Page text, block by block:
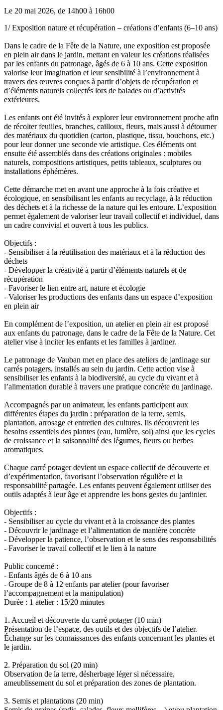
Le 20 mai 2026, de 14h00 à 16h00
1/ Exposition nature et récupération – créations d’enfants (6–10 ans)
Dans le cadre de la Fête de la Nature, une exposition est proposée
en plein air dans le jardin, mettant en valeur les créations réalisées
par les enfants du patronage, âgés de 6 à 10 ans. Cette exposition
valorise leur imagination et leur sensibilité à l’environnement à
travers des œuvres conçues à partir d’objets de récupération et
d’éléments naturels collectés lors de balades ou d’activités
extérieures.
Les enfants ont été invités à explorer leur environnement proche afin
de récolter feuilles, branches, cailloux, fleurs, mais aussi à détourner
des matériaux du quotidien (carton, plastique, tissu, bouchons, etc.)
pour leur donner une seconde vie artistique. Ces éléments ont
ensuite été assemblés dans des créations originales : mobiles
naturels, compositions artistiques, petits tableaux, sculptures ou
installations éphémères.
Cette démarche met en avant une approche à la fois créative et
écologique, en sensibilisant les enfants au recyclage, à la réduction
des déchets et à la richesse de la nature qui les entoure. L’exposition
permet également de valoriser leur travail collectif et individuel, dans
un cadre convivial et ouvert à tous les publics.
Objectifs :
- Sensibiliser à la réutilisation des matériaux et à la réduction des
déchets
- Développer la créativité à partir d’éléments naturels et de
récupération
- Favoriser le lien entre art, nature et écologie
- Valoriser les productions des enfants dans un espace d’exposition
en plein air
En complément de l’exposition, un atelier en plein air est proposé
aux enfants du patronage, dans le cadre de la Fête de la Nature. Cet
atelier vise à inciter les enfants et les familles à jardiner.
Le patronage de Vauban met en place des ateliers de jardinage sur
carrés potagers, installés au sein du jardin. Cette action vise à
sensibiliser les enfants à la biodiversité, au cycle du vivant et à
l’alimentation durable à travers une pratique concrète du jardinage.
Accompagnés par un animateur, les enfants participent aux
différentes étapes du jardin : préparation de la terre, semis,
plantation, arrosage et entretien des cultures. Ils découvrent les
besoins essentiels des plantes (eau, lumière, sol) ainsi que les cycles
de croissance et la saisonnalité des légumes, fleurs ou herbes
aromatiques.
Chaque carré potager devient un espace collectif de découverte et
d’expérimentation, favorisant l’observation régulière et la
responsabilité partagée. Les enfants peuvent également utiliser des
outils adaptés à leur âge et apprendre les bons gestes du jardinier.
Objectifs :
- Sensibiliser au cycle du vivant et à la croissance des plantes
- Découvrir le jardinage et l’alimentation de manière concrète
- Développer la patience, l’observation et le sens des responsabilités
- Favoriser le travail collectif et le lien à la nature
Public concerné :
- Enfants âgés de 6 à 10 ans
- Groupe de 8 à 12 enfants par atelier (pour favoriser
l’accompagnement et la manipulation)
Durée : 1 atelier : 15/20 minutes
1. Accueil et découverte du carré potager (10 min)
Présentation de l’espace, des outils et des objectifs de l’atelier.
Échange sur les connaissances des enfants concernant les plantes et
le jardin.
2. Préparation du sol (20 min)
Observation de la terre, désherbage léger si nécessaire,
ameublissement du sol et préparation des zones de plantation.
3. Semis et plantations (20 min)